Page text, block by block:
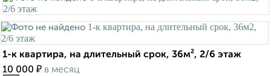
1-к квартира, на длительный срок, 36м², 2/6 этаж
10 000 ₽ в месяц